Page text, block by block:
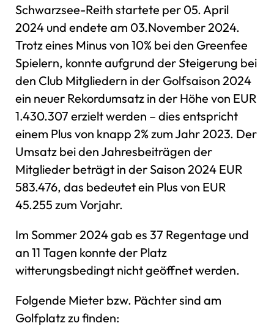
SCROLL
Schwarzsee-Reith startete per 05. April
2024 und endete am 03.November 2024.
Trotz eines Minus von 10% bei den Greenfee
Spielern, konnte aufgrund der Steigerung bei
den Club Mitgliedern in der Golfsaison 2024
ein neuer Rekordumsatz in der Höhe von EUR
1.430.307 erzielt werden – dies entspricht
einem Plus von knapp 2% zum Jahr 2023. Der
Umsatz bei den Jahresbeiträgen der
Mitglieder beträgt in der Saison 2024 EUR
583.476, das bedeutet ein Plus von EUR
45.255 zum Vorjahr.
Im Sommer 2024 gab es 37 Regentage und
an 11 Tagen konnte der Platz
witterungsbedingt nicht geöffnet werden.
Folgende Mieter bzw. Pächter sind am
Golfplatz zu finden: